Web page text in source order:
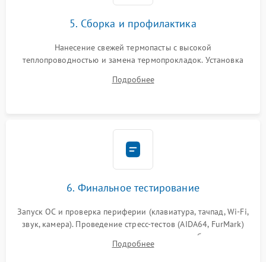
5. Сборка и профилактика
Нанесение свежей термопасты с высокой
теплопроводностью и замена термопрокладок. Установка
шлейфов, модулей памяти и накопителей. Предварительная
Подробнее
6. Финальное тестирование
Запуск ОС и проверка периферии (клавиатура, тачпад, Wi-Fi,
звук, камера). Проведение стресс-тестов (AIDA64, FurMark)
для контроля температурного режима и стабильности
системы под пиковой нагрузкой.
Подробнее